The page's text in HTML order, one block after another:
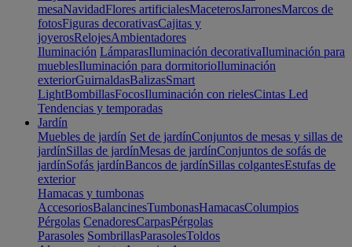
mesaNavidadFlores artificialesMaceterosJarronesMarcos de
fotosFiguras decorativasCajitas y
joyerosRelojesAmbientadores
Iluminación LámparasIluminación decorativaIluminación para
mueblesIluminación para dormitorioIluminación
exteriorGuirnaldasBalizasSmart
LightBombillasFocosIluminación con rielesCintas Led
Tendencias y temporadas
Jardín
Muebles de jardín Set de jardínConjuntos de mesas y sillas de
jardínSillas de jardínMesas de jardínConjuntos de sofás de
jardínSofás jardínBancos de jardínSillas colgantesEstufas de
exterior
Hamacas y tumbonas
AccesoriosBalancinesTumbonasHamacasColumpios
Pérgolas CenadoresCarpasPérgolas
Parasoles SombrillasParasolesToldos